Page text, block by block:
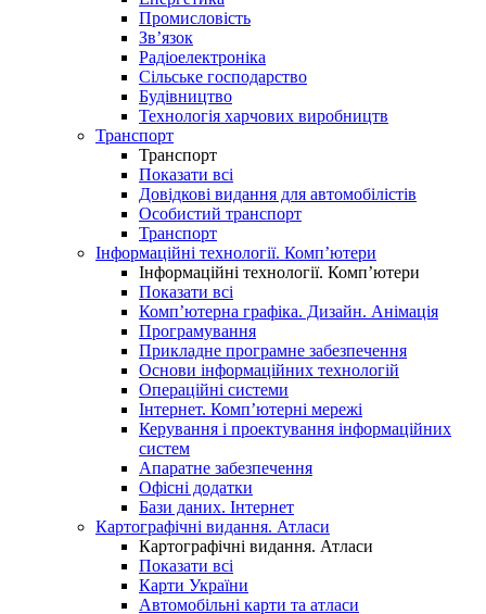
Промисловість
Зв’язок
Радіоелектроніка
Сільське господарство
Будівництво
Технологія харчових виробництв
Транспорт
Транспорт
Показати всі
Довідкові видання для автомобілістів
Особистий транспорт
Транспорт
Інформаційні технології. Комп’ютери
Інформаційні технології. Комп’ютери
Показати всі
Комп’ютерна графіка. Дизайн. Анімація
Програмування
Прикладне програмне забезпечення
Основи інформаційних технологій
Операційні системи
Інтернет. Комп’ютерні мережі
Керування і проектування інформаційних
систем
Апаратне забезпечення
Офісні додатки
Бази даних. Інтернет
Картографічні видання. Атласи
Картографічні видання. Атласи
Показати всі
Карти України
Автомобільні карти та атласи